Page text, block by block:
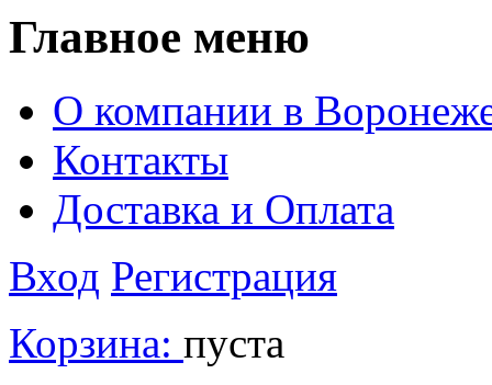
Главное меню
О компании в
Контакты
Доставка и Оплата
Вход Регистрация
Корзина: пуста